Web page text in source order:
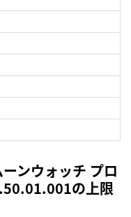
ンウォッチ プロ
の上限